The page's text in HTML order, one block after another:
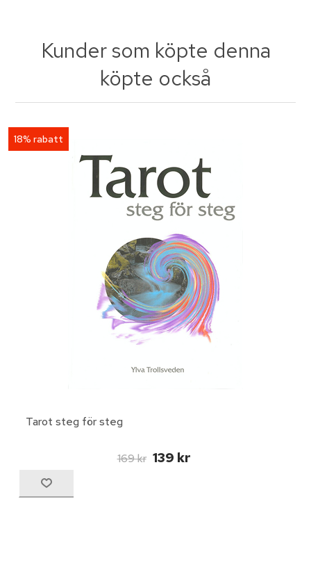
Kunder som köpte denna
köpte också
18% rabatt
Tarot steg för steg
169 kr 139 kr